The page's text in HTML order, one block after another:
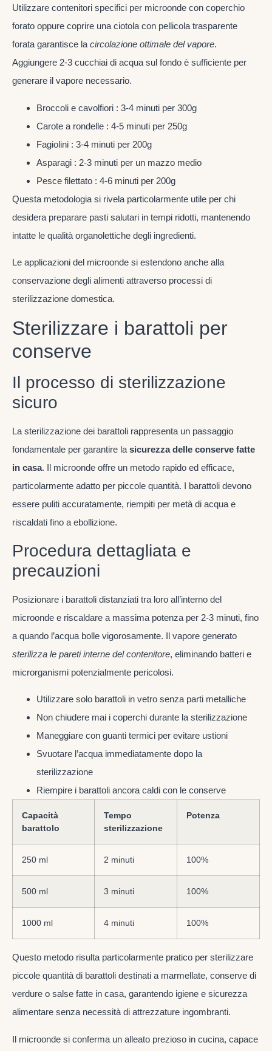
Utilizzare contenitori specifici per microonde con coperchio
forato oppure coprire una ciotola con pellicola trasparente
forata garantisce la circolazione ottimale del vapore.
Aggiungere 2-3 cucchiai di acqua sul fondo è sufficiente per
generare il vapore necessario.
Broccoli e cavolfiori : 3-4 minuti per 300g
Carote a rondelle : 4-5 minuti per 250g
Fagiolini : 3-4 minuti per 200g
Asparagi : 2-3 minuti per un mazzo medio
Pesce filettato : 4-6 minuti per 200g
Questa metodologia si rivela particolarmente utile per chi
desidera preparare pasti salutari in tempi ridotti, mantenendo
intatte le qualità organolettiche degli ingredienti.
Le applicazioni del microonde si estendono anche alla
conservazione degli alimenti attraverso processi di
sterilizzazione domestica.
Sterilizzare i barattoli per
conserve
Il processo di sterilizzazione
sicuro
La sterilizzazione dei barattoli rappresenta un passaggio
fondamentale per garantire lasicurezza delle conserve fatte
in casa. Il microonde offre un metodo rapido ed efficace,
particolarmente adatto per piccole quantità. I barattoli devono
essere puliti accuratamente, riempiti per metà di acqua e
riscaldati fino a ebollizione.
Procedura dettagliata e
precauzioni
Posizionare i barattoli distanziati tra loro all’interno del
microonde e riscaldare a massima potenza per 2-3 minuti, fino
a quando l’acqua bolle vigorosamente. Il vapore generato
sterilizza le pareti interne del contenitore, eliminando batteri e
microrganismi potenzialmente pericolosi.
Utilizzare solo barattoli in vetro senza parti metalliche
Non chiudere mai i coperchi durante la sterilizzazione
Maneggiare con guanti termici per evitare ustioni
Svuotare l’acqua immediatamente dopo la
sterilizzazione
Riempire i barattoli ancora caldi con le conserve
Capacità
barattolo
Tempo
sterilizzazione
Potenza
250 ml 2 minuti 100%
500 ml 3 minuti 100%
1000 ml 4 minuti 100%
Questo metodo risulta particolarmente pratico per sterilizzare
piccole quantità di barattoli destinati a marmellate, conserve di
verdure o salse fatte in casa, garantendo igiene e sicurezza
alimentare senza necessità di attrezzature ingombranti.
Il microonde si conferma un alleato prezioso in cucina, capace